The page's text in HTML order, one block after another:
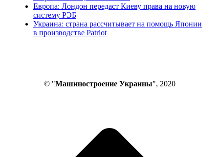
Европа: Лондон передаст Киеву права на новую
систему РЭБ
Украина: страна рассчитывает на помощь Японии
в производстве Patriot
© "Машиностроение Украины", 2020